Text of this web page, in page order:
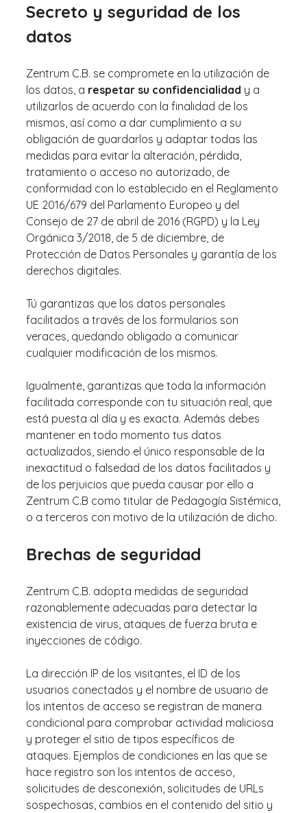
Secreto y seguridad de los
datos
Zentrum C.B. se compromete en la utilización de
los datos, a respetar su confidencialidad y a
utilizarlos de acuerdo con la finalidad de los
mismos, así como a dar cumplimiento a su
obligación de guardarlos y adaptar todas las
medidas para evitar la alteración, pérdida,
tratamiento o acceso no autorizado, de
conformidad con lo establecido en el Reglamento
UE 2016/679 del Parlamento Europeo y del
Consejo de 27 de abril de 2016 (RGPD) y la Ley
Orgánica 3/2018, de 5 de diciembre, de
Protección de Datos Personales y garantía de los
derechos digitales.
Tú garantizas que los datos personales
facilitados a través de los formularios son
veraces, quedando obligado a comunicar
cualquier modificación de los mismos.
Igualmente, garantizas que toda la información
facilitada corresponde con tu situación real, que
está puesta al día y es exacta. Además debes
mantener en todo momento tus datos
actualizados, siendo el único responsable de la
inexactitud o falsedad de los datos facilitados y
de los perjuicios que pueda causar por ello a
Zentrum C.B como titular de Pedagogía Sistémica,
o a terceros con motivo de la utilización de dicho.
Brechas de seguridad
Zentrum C.B. adopta medidas de seguridad
razonablemente adecuadas para detectar la
existencia de virus, ataques de fuerza bruta e
inyecciones de código.
La dirección IP de los visitantes, el ID de los
usuarios conectados y el nombre de usuario de
los intentos de acceso se registran de manera
condicional para comprobar actividad maliciosa
y proteger el sitio de tipos específicos de
ataques. Ejemplos de condiciones en las que se
hace registro son los intentos de acceso,
solicitudes de desconexión, solicitudes de URLs
sospechosas, cambios en el contenido del sitio y